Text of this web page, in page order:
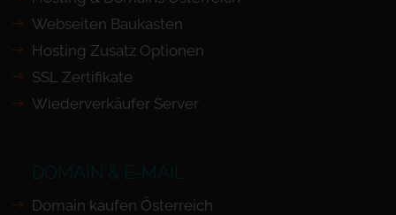
Webseiten Baukasten
Hosting Zusatz Optionen
SSL Zertifikate
Wiederverkäufer Server
DOMAIN & E-MAIL
Domain kaufen Österreich